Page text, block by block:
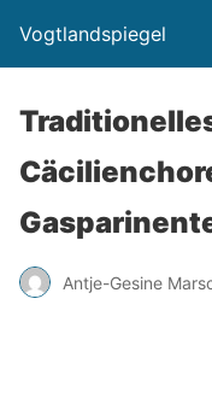
Vogtlandspiegel
Antje-Gesine